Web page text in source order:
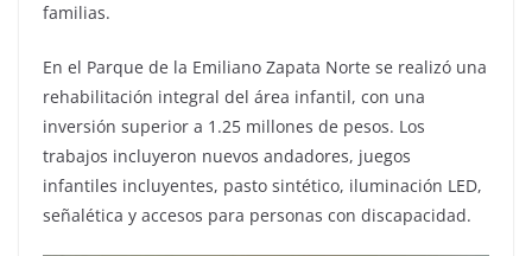
familias.
En el Parque de la Emiliano Zapata Norte se realizó una
rehabilitación integral del área infantil, con una
inversión superior a 1.25 millones de pesos. Los
trabajos incluyeron nuevos andadores, juegos
infantiles incluyentes, pasto sintético, iluminación LED,
señalética y accesos para personas con discapacidad.